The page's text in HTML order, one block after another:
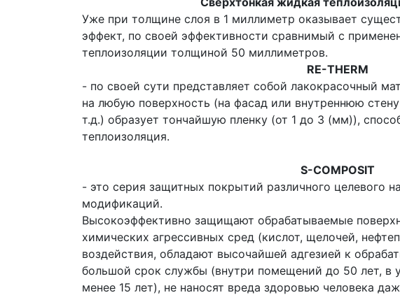
Уже при толщине слоя в 1 миллиметр оказывает
эффект, по своей эффективности сравнимый с
теплоизоляции толщиной 50 миллиметров.
RE-THERM
- по своей сути представляет собой лакокрасочный
на любую поверхность (на фасад или внутреннюю
т.д.) образует тончайшую пленку (от 1 до 3 (мм)),
теплоизоляция.
S-COMPOSIT
- это серия защитных покрытий различного целевого
модификаций.
Высокоэффективно защищают обрабатываемые
химических агрессивных сред (кислот, щелочей,
воздействия, обладают высочайшей адгезией к
большой срок службы (внутри помещений до 50 лет, в
менее 15 лет), не наносят вреда здоровью человека